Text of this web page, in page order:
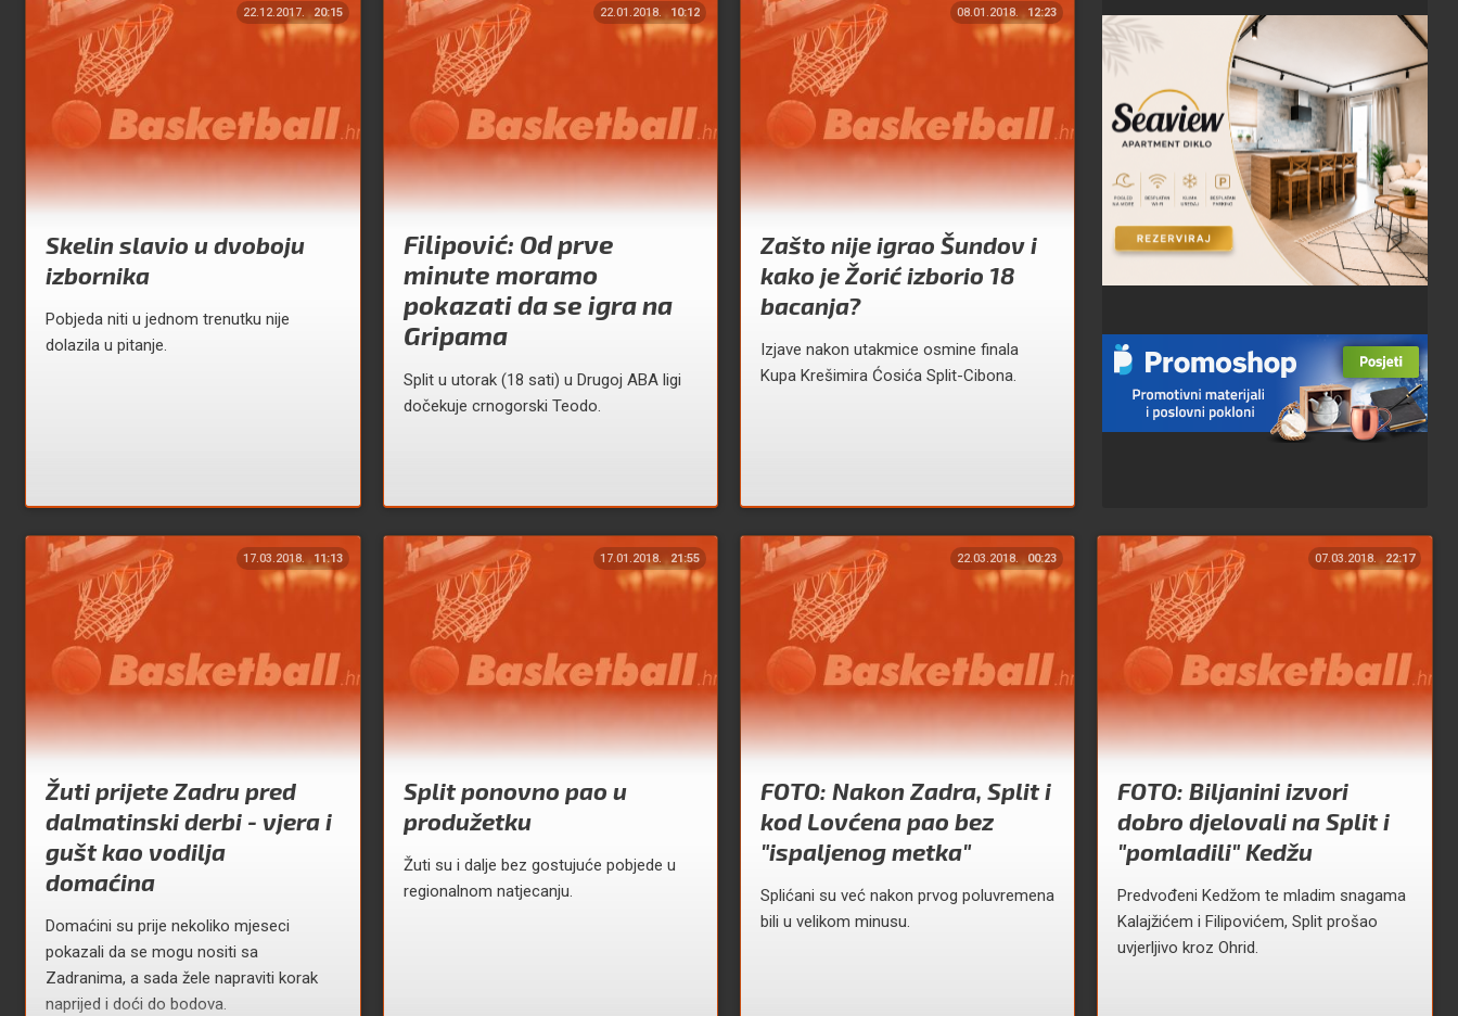
22.12.2017. 20:15
Skelin slavio u dvoboju
izbornika
Pobjeda niti u jednom trenutku nije
dolazila u pitanje.
22.01.2018. 10:12
Filipović: Od prve
minute moramo
pokazati da se igra na
Gripama
Split u utorak (18 sati) u Drugoj ABA ligi
dočekuje crnogorski Teodo.
08.01.2018. 12:23
Zašto nije igrao Šundov i
kako je Žorić izborio 18
bacanja?
Izjave nakon utakmice osmine finala
Kupa Krešimira Ćosića Split-Cibona.
17.03.2018. 11:13
Žuti prijete Zadru pred
dalmatinski derbi - vjera i
gušt kao vodilja
domaćina
Domaćini su prije nekoliko mjeseci
pokazali da se mogu nositi sa
Zadranima, a sada žele napraviti korak
naprijed i doći do bodova.
17.01.2018. 21:55
Split ponovno pao u
produžetku
Žuti su i dalje bez gostujuće pobjede u
regionalnom natjecanju.
22.03.2018. 00:23
FOTO: Nakon Zadra, Split i
kod Lovćena pao bez
"ispaljenog metka"
Splićani su već nakon prvog poluvremena
bili u velikom minusu.
07.03.2018. 22:17
FOTO: Biljanini izvori
dobro djelovali na Split i
"pomladili" Kedžu
Predvođeni Kedžom te mladim snagama
Kalajžićem i Filipovićem, Split prošao
uvjerljivo kroz Ohrid.